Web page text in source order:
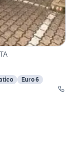
Euro 6